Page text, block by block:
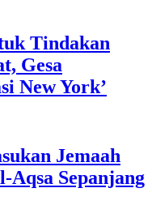
Tindakan
Gesa
New York’
Jemaah
Aqsa Sepanjang